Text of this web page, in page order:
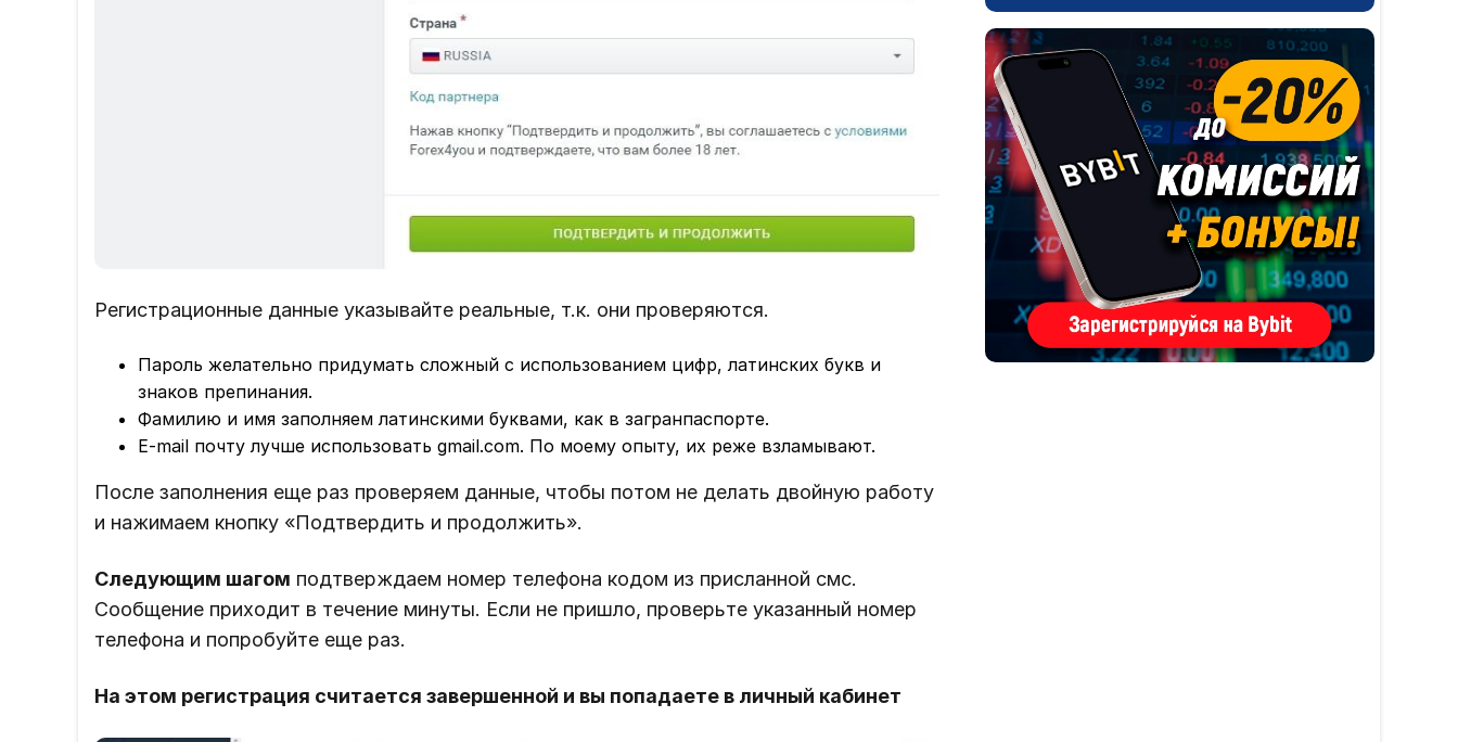
Регистрационные данные указывайте реальные, т.к. они проверяются.
Пароль желательно придумать сложный с использованием цифр, латинских букв и
знаков препинания.
Фамилию и имя заполняем латинскими буквами, как в загранпаспорте.
E-mail почту лучше использовать gmail.com. По моему опыту, их реже взламывают.
После заполнения еще раз проверяем данные, чтобы потом не делать двойную работу
и нажимаем кнопку «Подтвердить и продолжить».
Следующим шагом подтверждаем номер телефона кодом из присланной смс.
Сообщение приходит в течение минуты. Если не пришло, проверьте указанный номер
телефона и попробуйте еще раз.
На этом регистрация считается завершенной и вы попадаете в личный кабинет